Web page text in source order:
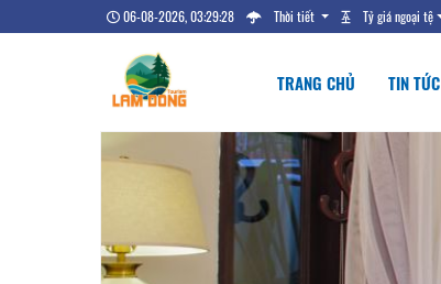
06-08-2026, 03:29:29 Thời tiết Tỷ giá ngoại tệ
TRANG CHỦ TIN TỨC